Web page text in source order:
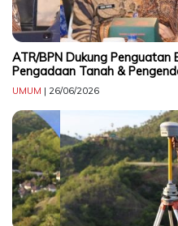
Telp:
123456789
PT
Upi
Themes
Tbk
ATR/BPN Dukung
Pengadaan Tanah &
UMUM | 26/06/2026